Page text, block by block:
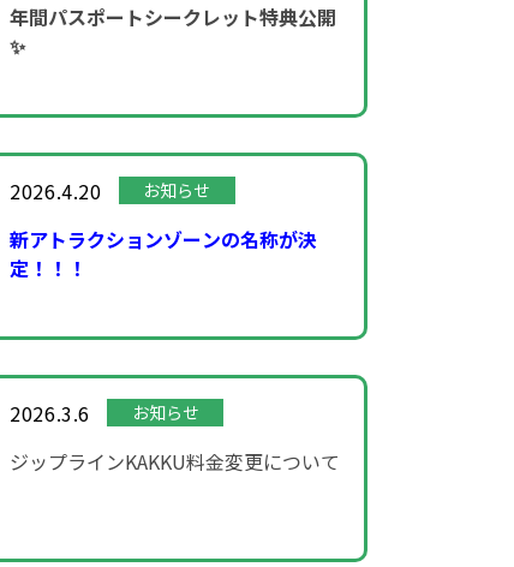
年間パスポートシークレット特典公開
✨
2026.4.20 お知らせ
新アトラクションゾーンの名称が決
定！！！
2026.3.6 お知らせ
ジップラインKAKKU料金変更について